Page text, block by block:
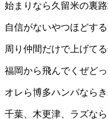
始まりなら久留米の裏
自信がないやつほどす
周り仲間だけで上げて
福岡から飛んでくぜど
オレら博多ハンパなら
千葉、木更津、ラズな